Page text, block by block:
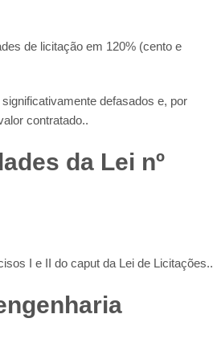
de licitação em 120% (cento e
defasados e, por
contratado..
da Lei nº
I e II do caput da Lei de Licitações..